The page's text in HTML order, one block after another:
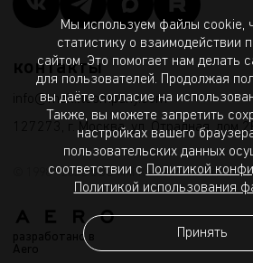
контакты
info@msk.ltcompany.com
127273, г. Москва, ул. Отрадная, дом
разработано в
Aero
© 1998 - 2026 ООО «МГК «Световые
Мы используем файлы cookie,
статистику о взаимодействии
сайтом. Это помогает нам делать
для пользователей. Продолжая
вы даёте согласие на
Также, вы можете запретить
настройках вашего
пользовательских данных
соответствии с
Политикой
Политикой использования
Принять